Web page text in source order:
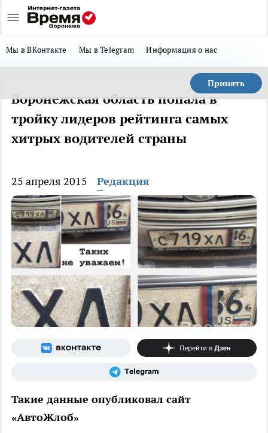
Мы в ВКонтакте Мы в Telegram Информация о нас
Принять
Воронежская область попала в
тройку лидеров рейтинга самых
хитрых водителей страны
25 апреля 2015 Редакция
Такие данные опубликовал сайт
«АвтоЖлоб»